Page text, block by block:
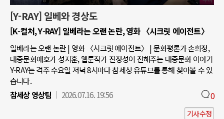
[Y-RAY] 일베와 경상도
[K-컬처, Y-RAY] 일베라는 오랜 논란, 영화 〈시크릿 에이전트〉
일베라는 오랜 논란 | 영화 〈시크릿 에이전트〉 | 문화평론가 손희정,
대중문화애호가 성지훈, 웹툰작가 진정성이 전해주는 대중문화 이야기
Y-RAY는 격주 수요일 저녁 8시마다 참세상 유튜브를 통해 찾아볼 수 있
습니다.
참세상 영상팀
2026.07.16. 19:56 0
기사수정